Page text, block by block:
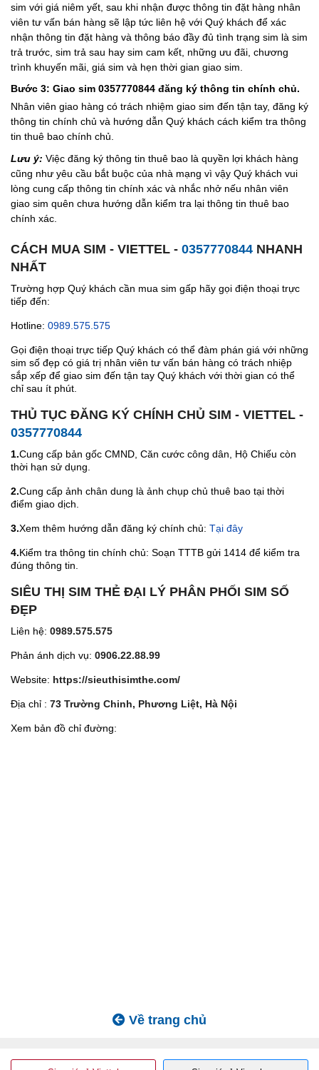
sim với giá niêm yết, sau khi nhận được thông tin đặt hàng nhân
viên tư vấn bán hàng sẽ lập tức liên hệ với Quý khách để xác
nhận thông tin đặt hàng và thông báo đầy đủ tình trạng sim là sim
trả trước, sim trả sau hay sim cam kết, những ưu đãi, chương
trình khuyến mãi, giá sim và hẹn thời gian giao sim.
Bước 3: Giao sim 0357770844 đăng ký thông tin chính chủ.
Nhân viên giao hàng có trách nhiệm giao sim đến tận tay, đăng ký
thông tin chính chủ và hướng dẫn Quý khách cách kiểm tra thông
tin thuê bao chính chủ.
Lưu ý: Việc đăng ký thông tin thuê bao là quyền lợi khách hàng
cũng như yêu cầu bắt buộc của nhà mạng vì vậy Quý khách vui
lòng cung cấp thông tin chính xác và nhắc nhở nếu nhân viên
giao sim quên chưa hướng dẫn kiểm tra lại thông tin thuê bao
chính xác.
CÁCH MUA SIM - VIETTEL - 0357770844 NHANH
NHẤT
Trường hợp Quý khách cần mua sim gấp hãy gọi điện thoại trực
tiếp đến:
Hotline: 0989.575.575
Gọi điện thoại trực tiếp Quý khách có thể đàm phán giá với những
sim số đẹp có giá trị nhân viên tư vấn bán hàng có trách nhiệp
sắp xếp để giao sim đến tận tay Quý khách với thời gian có thể
chỉ sau ít phút.
THỦ TỤC ĐĂNG KÝ CHÍNH CHỦ SIM - VIETTEL -
0357770844
1.Cung cấp bản gốc CMND, Căn cước công dân, Hộ Chiếu còn
thời hạn sử dụng.
2.Cung cấp ảnh chân dung là ảnh chụp chủ thuê bao tại thời
điểm giao dịch.
3.Xem thêm hướng dẫn đăng ký chính chủ: Tại đây
4.Kiểm tra thông tin chính chủ: Soạn TTTB gửi 1414 để kiểm tra
đúng thông tin.
SIÊU THỊ SIM THẺ ĐẠI LÝ PHÂN PHỐI SIM SỐ
ĐẸP
Liên hệ: 0989.575.575
Phản ánh dịch vụ: 0906.22.88.99
Website: https://sieuthisimthe.com/
Địa chỉ : 73 Trường Chinh, Phương Liệt, Hà Nội
Xem bản đồ chỉ đường:
Về trang chủ